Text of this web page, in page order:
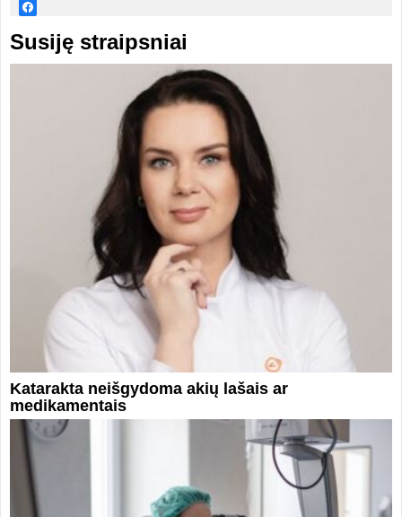
Susiję straipsniai
Katarakta neišgydoma akių lašais ar
medikamentais